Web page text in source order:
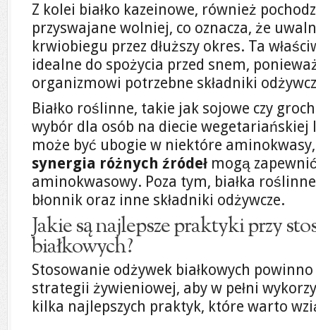
Z kolei białko kazeinowe, również
przyswajane wolniej, co oznacza, że
krwiobiegu przez dłuższy okres. Ta
idealne do spożycia przed snem,
organizmowi potrzebne składniki
Białko roślinne, takie jak sojowe czy
wybór dla osób na diecie wegetariańskiej
może być ubogie w niektóre
synergia różnych źródeł mogą
aminokwasowy. Poza tym, białka
błonnik oraz inne składniki odżywcze.
Jakie są najlepsze praktyki przy
białkowych?
Stosowanie odżywek białkowych
strategii żywieniowej, aby w pełni
kilka najlepszych praktyk, które warto